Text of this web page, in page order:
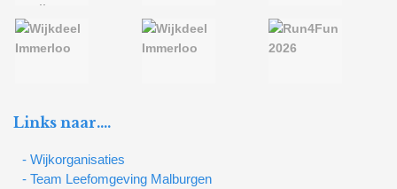
Links naar….
- Wijkorganisaties
- Team Leefomgeving Malburgen